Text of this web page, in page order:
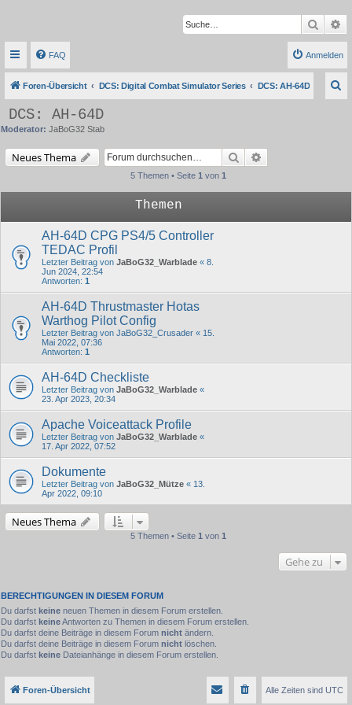
Suche
FAQ Anmelden
Foren-Übersicht DCS: Digital Combat Simulator Series DCS: AH-64D
DCS: AH-64D
Moderator: JaBoG32 Stab
Neues Thema Suche
5 Themen • Seite 1 von 1
Themen
AH-64D CPG PS4/5 Controller
TEDAC Profil
Letzter Beitrag von JaBoG32_Warblade « 8.
Jun 2024, 22:54
Antworten: 1
AH-64D Thrustmaster Hotas
Warthog Pilot Config
Letzter Beitrag von JaBoG32_Crusader « 15.
Mai 2022, 07:36
Antworten: 1
AH-64D Checkliste
Letzter Beitrag von JaBoG32_Warblade «
23. Apr 2023, 20:34
Apache Voiceattack Profile
Letzter Beitrag von JaBoG32_Warblade «
17. Apr 2022, 07:52
Dokumente
Letzter Beitrag von JaBoG32_Mütze « 13.
Apr 2022, 09:10
Neues Thema
5 Themen • Seite 1 von 1
Gehe zu
BERECHTIGUNGEN IN DIESEM FORUM
Du darfst keine neuen Themen in diesem Forum erstellen.
Du darfst keineAntworten zu Themen in diesem Forum erstellen.
Du darfst deine Beiträge in diesem Forum nicht ändern.
Du darfst deine Beiträge in diesem Forum nicht löschen.
Du darfst keine Dateianhänge in diesem Forum erstellen.
Foren-Übersicht Alle Zeiten sind UTC